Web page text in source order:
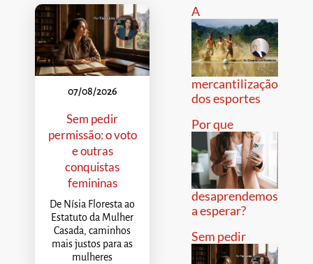
07/08/2026
Sem pedir
permissão: o voto
e outras
conquistas
femininas
De Nísia Floresta ao
Estatuto da Mulher
Casada, caminhos
mais justos para as
mulheres
A
mercantilização
dos esportes
Por que
desaprendemos
a esperar?
Sem pedir